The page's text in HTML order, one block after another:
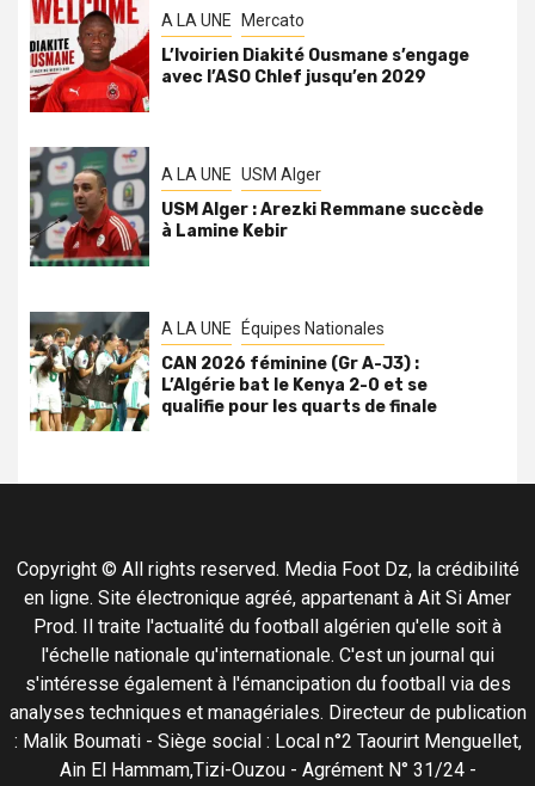
A LA UNE Mercato
L’Ivoirien Diakité Ousmane s’engage
avec l’ASO Chlef jusqu’en 2029
A LA UNE USM Alger
USM Alger : Arezki Remmane succède
à Lamine Kebir
A LA UNE Équipes Nationales
CAN 2026 féminine (Gr A-J3) :
L’Algérie bat le Kenya 2-0 et se
qualifie pour les quarts de finale
Copyright © All rights reserved. Media Foot Dz, la crédibilité
en ligne. Site électronique agréé, appartenant à Ait Si Amer
Prod. Il traite l'actualité du football algérien qu'elle soit à
l'échelle nationale qu'internationale. C'est un journal qui
s'intéresse également à l'émancipation du football via des
analyses techniques et managériales. Directeur de publication
: Malik Boumati - Siège social : Local n°2 Taourirt Menguellet,
Ain El Hammam,Tizi-Ouzou - Agrément N° 31/24 -